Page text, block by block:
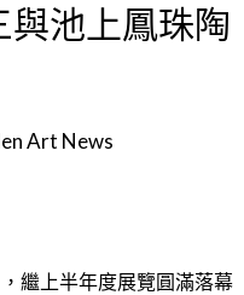
與池上鳳珠陶
Art News
繼上半年度展覽圓滿落幕